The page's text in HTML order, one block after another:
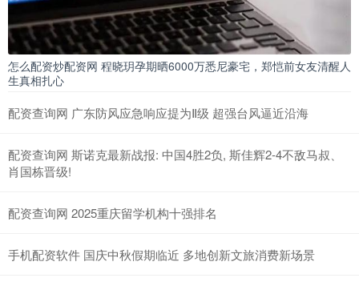
怎么配资炒配资网 程晓玥孕期晒6000万悉尼豪宅，郑恺前女友清醒人
生真相扎心
配资查询网 广东防风应急响应提为Ⅱ级 超强台风逼近沿海
配资查询网 斯诺克最新战报: 中国4胜2负, 斯佳辉2-4不敌马叔、
肖国栋晋级!
配资查询网 2025重庆留学机构十强排名
手机配资软件 国庆中秋假期临近 多地创新文旅消费新场景